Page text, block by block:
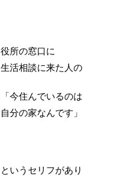
役所の窓口に
生活相談に来た人の
「今住んでいるのは
自分の家なんです」
というセリフがあり